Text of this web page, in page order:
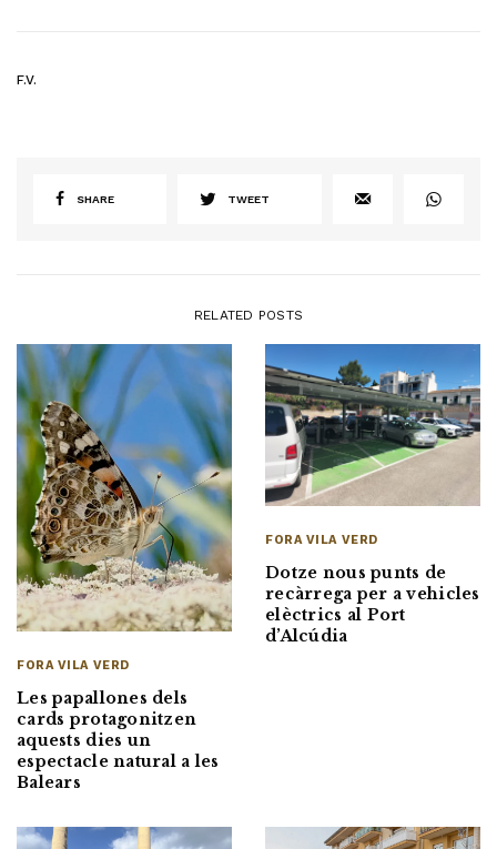
F.V.
SHARE TWEET
RELATED POSTS
FORA VILA VERD
Les papallones dels
cards protagonitzen
aquests dies un
espectacle natural a les
Balears
FORA VILA VERD
Dotze nous punts de
recàrrega per a vehicles
elèctrics al Port
d’Alcúdia